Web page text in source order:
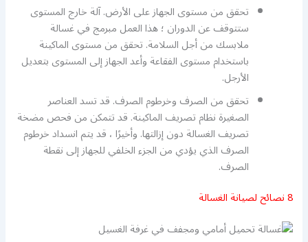
تحقق من مستوى الجهاز على الأرض. آلة خارج المستوى
ستتوقف عن الدوران ؛ هذا العمل مبرمج في غسالة
ملابسك من أجل السلامة. تحقق من مستوى الماكينة
باستخدام مستوى الفقاعة وأعد الجهاز إلى المستوى بتعديل
الأرجل.
تحقق من الصرف وخرطوم الصرف. قد تسد العناصر
الصغيرة نظام تصريف الماكينة. قد تتمكن من فحص مضخة
تصريف الغسالة دون إزالتها. وأخيرًا ، قد يتم انسداد خرطوم
الصرف الذي يؤدي من الجزء الخلفي للجهاز إلى نقطة
الصرف.
8 نصائح لصيانة الغسالة